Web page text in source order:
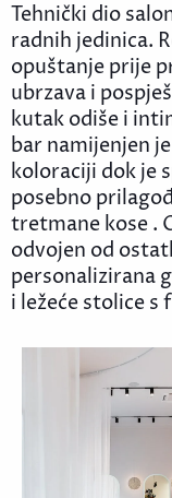
Tehnički dio
radnih jedinica.
opuštanje prije
ubrzava i
kutak odiše i
bar namijenjen
koloraciji dok je
posebno
tretmane kose .
odvojen od
personalizirana
i ležeće stolice s